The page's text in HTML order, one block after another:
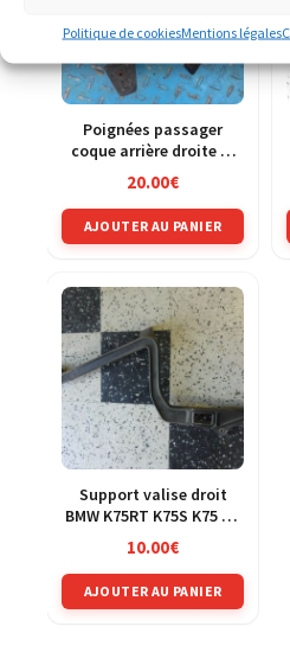
Politique de cookiesMentions légales
Poignées passager
coque arrière droite et
gauche BMW K100
20.00€
AJOUTER AU PANIER
Support valise droit
BMW K75RT K75S K75 RT
abs 89-97
10.00€
AJOUTER AU PANIER